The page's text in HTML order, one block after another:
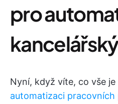
pro
Nyní, když víte, co vše
automatizaci pracovních